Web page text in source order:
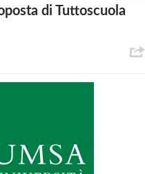
di Tuttoscuola